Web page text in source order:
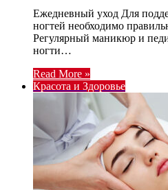
Ежедневный уход Для
ногтей необходимо
Регулярный маникюр и
ногти…
Read More »
Красота и Здоровье